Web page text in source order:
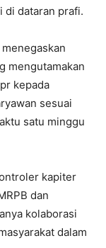
di dataran prafi.
mengutamakan
kepada
sesuai
satu minggu
kapiter
dan
kolaborasi
dalam